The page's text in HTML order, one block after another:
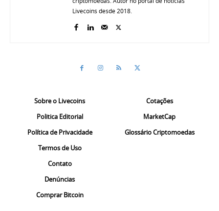
Livecoins desde 2018.
Sobre o Livecoins
Politica Editorial
Política de Privacidade
Termos de Uso
Contato
Denúncias
Comprar Bitcoin
Cotações
MarketCap
Glossário Criptomoedas